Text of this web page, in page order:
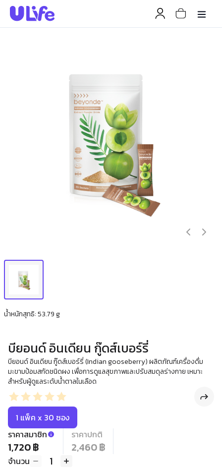
น้ำหนักสุทธิ: 53.79 g
บียอนด์ อินเดียน กู๊ดส์เบอร์รี่
บียอนด์ อินเดียน กู๊ดส์เบอร์รี่ (Indian gooseberry) ผลิตภัณฑ์เครื่องดื่ม
มะขามป้อมสกัดชนิดผง เพื่อการดูแลสุขภาพและปรับสมดุลร่างกาย เหมาะ
สำหรับผู้ดูแลระดับน้ำตาลในเลือด
1 แพ็ค x 30 ซอง
ราคาสมาชิก
1,720 ฿
ราคาปกติ
2,460 ฿
จำนวน 1